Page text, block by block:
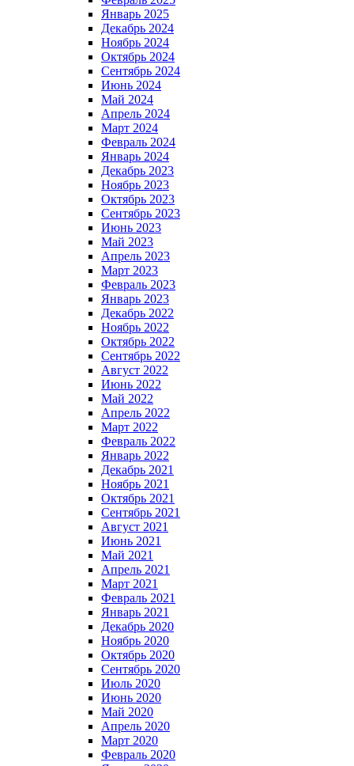
Январь 2025
Декабрь 2024
Ноябрь 2024
Октябрь 2024
Сентябрь 2024
Июнь 2024
Май 2024
Апрель 2024
Март 2024
Февраль 2024
Январь 2024
Декабрь 2023
Ноябрь 2023
Октябрь 2023
Сентябрь 2023
Июнь 2023
Май 2023
Апрель 2023
Март 2023
Февраль 2023
Январь 2023
Декабрь 2022
Ноябрь 2022
Октябрь 2022
Сентябрь 2022
Август 2022
Июнь 2022
Май 2022
Апрель 2022
Март 2022
Февраль 2022
Январь 2022
Декабрь 2021
Ноябрь 2021
Октябрь 2021
Сентябрь 2021
Август 2021
Июнь 2021
Май 2021
Апрель 2021
Март 2021
Февраль 2021
Январь 2021
Декабрь 2020
Ноябрь 2020
Октябрь 2020
Сентябрь 2020
Июль 2020
Июнь 2020
Май 2020
Апрель 2020
Март 2020
Февраль 2020